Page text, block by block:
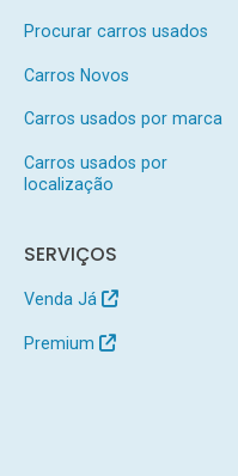
Procurar carros usados
Carros Novos
Carros usados por marca
Carros usados por
localização
SERVIÇOS
Venda Já
Premium